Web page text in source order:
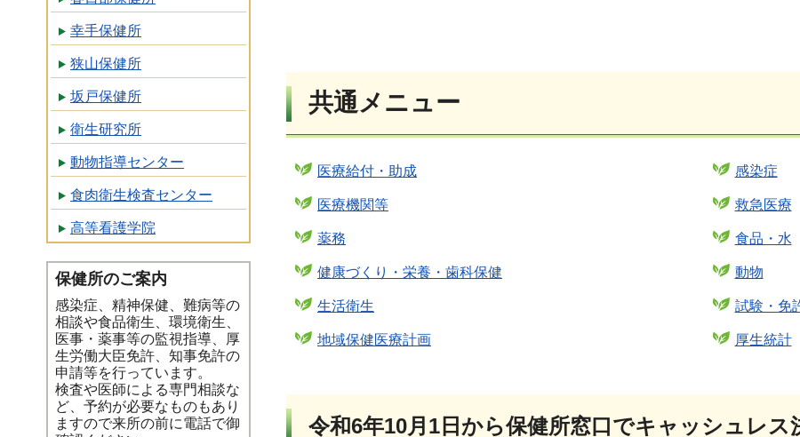
幸手保健所
狭山保健所
坂戸保健所
衛生研究所
動物指導センター
食肉衛生検査センター
高等看護学院
保健所のご案内
感染症、精神保健、難病等の
相談や食品衛生、環境衛生、
医事・薬事等の監視指導、厚
生労働大臣免許、知事免許の
申請等を行っています。
検査や医師による専門相談な
ど、予約が必要なものもあり
ますので来所の前に電話で御
共通メニュー
医療給付・助成 感染症
医療機関等 救急医療
薬務 食品・水
健康づくり・栄養・歯科保健 動物
生活衛生 試験・免
地域保健医療計画 厚生統計
令和6年10月1日から保健所窓口でキャッシュレ